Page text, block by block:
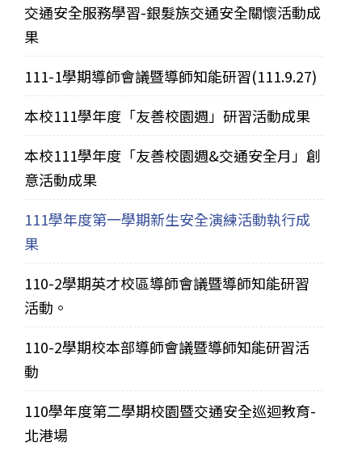
交通安全服務學習-銀髮族交通安全關懷活動成
果
111-1學期導師會議暨導師知能研習(111.9.27)
本校111學年度「友善校園週」研習活動成果
本校111學年度「友善校園週&交通安全月」創
意活動成果
111學年度第一學期新生安全演練活動執行成
果
110-2學期英才校區導師會議暨導師知能研習
活動。
110-2學期校本部導師會議暨導師知能研習活
動
110學年度第二學期校園暨交通安全巡迴教育-
北港場